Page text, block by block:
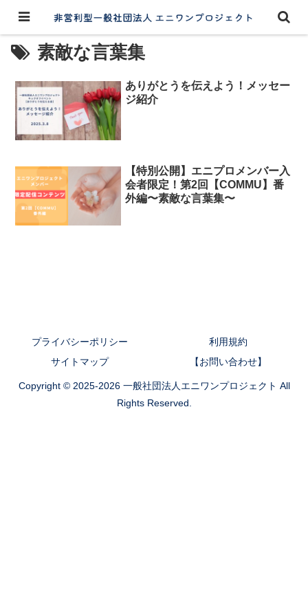
素敵な言葉集
ありがとうを伝えよう！メッセー
ジ紹介
【特別公開】エニプロメンバー入
会者限定！第2回【COMMU】番
外編〜素敵な言葉集〜
プライバシーポリシー
利用規約
サイトマップ
【お問い合わせ】
Copyright © 2025-2026 一般社団法人エニワンプロジェクト All
Rights Reserved.